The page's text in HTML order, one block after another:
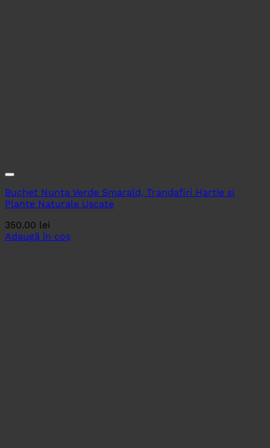
Buchet Nunta Verde Smarald, Trandafiri Hartie si
Plante Naturale Uscate
350.00 lei
Adaugă în coș